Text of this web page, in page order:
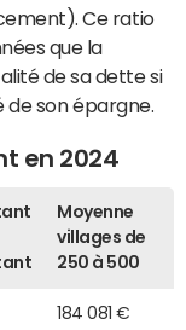
Ce ratio
que la
de sa dette si
de son épargne.
en 2024
Moyenne
villages de
250 à 500
184 081 €